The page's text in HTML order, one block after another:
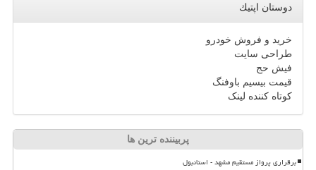
دوستان اپتیك
خرید و فروش خودرو
طراحی سایت
فیش حج
قیمت بیسیم باوفنگ
کوتاه کننده لینک
پربیننده ترین ها
برقراری پرواز مستقیم مشهد - استانبول